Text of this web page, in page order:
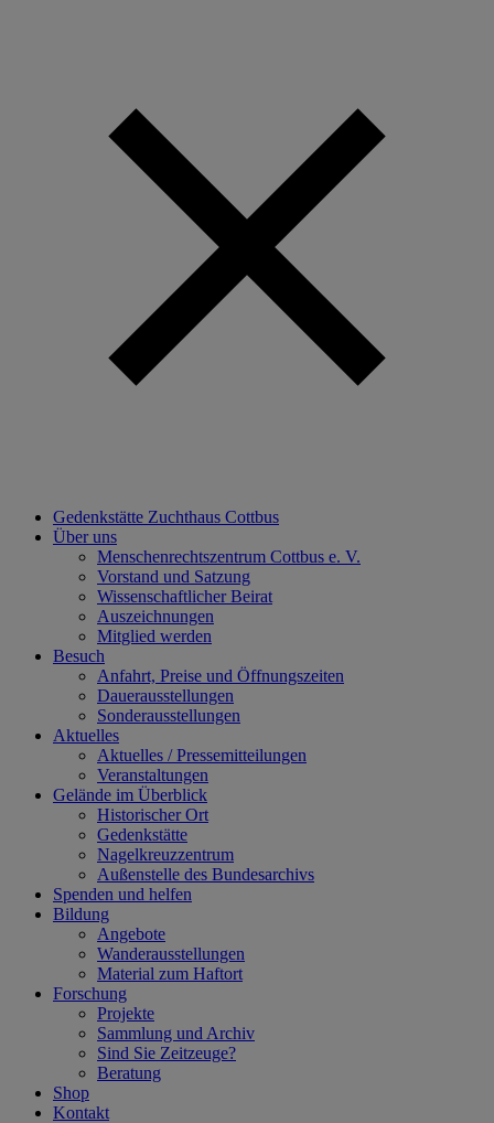
Gedenkstätte Zuchthaus Cottbus
Über uns
Menschenrechtszentrum Cottbus e. V.
Vorstand und Satzung
Wissenschaftlicher Beirat
Auszeichnungen
Mitglied werden
Besuch
Anfahrt, Preise und Öffnungszeiten
Dauerausstellungen
Sonderausstellungen
Aktuelles
Aktuelles / Pressemitteilungen
Veranstaltungen
Gelände im Überblick
Historischer Ort
Gedenkstätte
Nagelkreuzzentrum
Außenstelle des Bundesarchivs
Spenden und helfen
Bildung
Angebote
Wanderausstellungen
Material zum Haftort
Forschung
Projekte
Sammlung und Archiv
Sind Sie Zeitzeuge?
Beratung
Shop
Kontakt